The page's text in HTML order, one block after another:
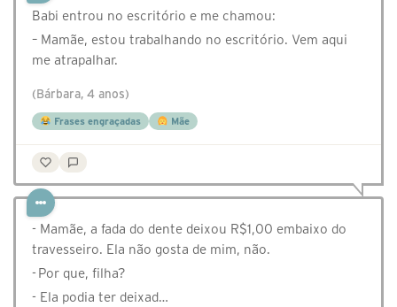
Babi entrou no escritório e me chamou:
– Mamãe, estou trabalhando no escritório. Vem aqui
me atrapalhar.
(Bárbara, 4 anos)
Frases engraçadas Mãe
- Mamãe, a fada do dente deixou R$1,00 embaixo do
travesseiro. Ela não gosta de mim, não.
- Por que, filha?
- Ela podia ter deixad…